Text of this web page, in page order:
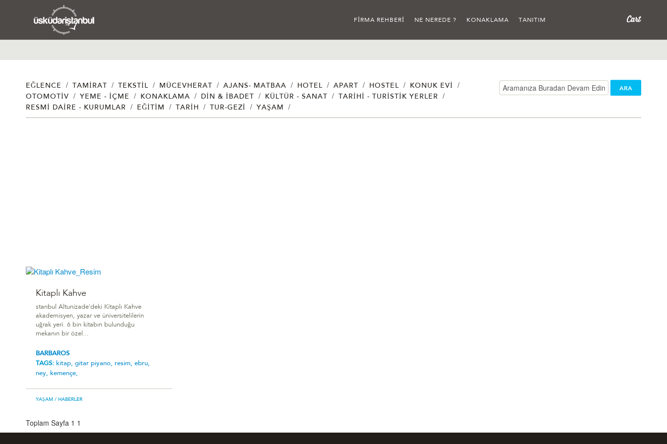
FIRMA REHBERI NE NEREDE ? KONAKLAMA TANITIM
EĞLENCE / TAMIRAT / TEKSTIL / MÜCEVHERAT / AJANS- MATBAA / HOTEL / APART / HOSTEL / KONUK EVI /
OTOMOTIV / YEME - İÇME / KONAKLAMA / DIN & İBADET / KÜLTÜR - SANAT / TARIHI - TURISTIK YERLER /
RESMI DAIRE - KURUMLAR / EĞITIM / TARIH / TUR-GEZI / YAŞAM /
ARA
Kitaplı Kahve
stanbul Altunizade'deki Kitaplı Kahve
akademisyen, yazar ve üniversitelilerin
uğrak yeri. 6 bin kitabın bulunduğu
mekanın bir özel...
BARBAROS
TAGS: kitap, gitar piyano, resim, ebru,
ney, kemençe,
YAŞAM / HABERLER
Toplam Sayfa 1 1